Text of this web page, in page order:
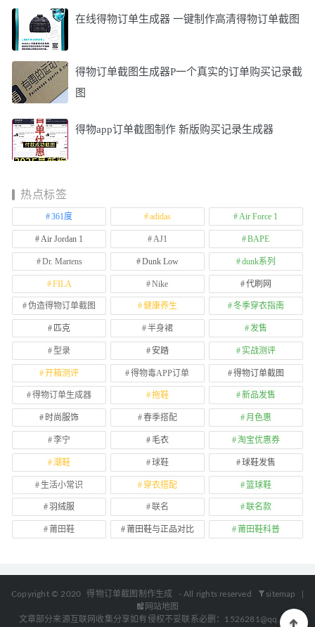
在线得物订单生成器 一键制作高清得物订单截图
得物订单截图生成器P一个真实的订单购买记录截
图
得物app订单截图制作 新版购买记录生成器
热点标签
361度 adidas Air Force 1
Air Jordan 1 AJ1 BAPE
Dr. Martens Dunk Low dunk系列
FILA Nike 代刷网
伪造得物订单截图 健康养生 冬季穿衣指南
匹克 半身裙 发售
型录 安踏 实战测评
开箱测评 得物毒APP订单 得物订单截图
得物订单生成器 拖鞋 新品发售
时尚服饰 春季搭配 月色惠
李宁 毛衣 淘宝优惠券
潮鞋 球鞋 球鞋发售
生活小常识 穿衣搭配 篮球鞋
羽绒服 联名 联名款
莆田鞋 莆田鞋与正品对比 莆田鞋科普
Copyright © 2020 得物订单截图制作生成 - All rights reserved sitemap
网站地图
文章部分来源互联网收集分享如有侵权不妥联系必删：1526281@qq.com